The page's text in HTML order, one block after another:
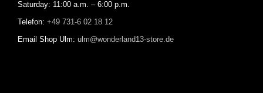
Saturday: 11:00 a.m. – 6:00 p.m.
Telefon: +49 731-6 02 18 12
Email Shop Ulm: ulm@wonderland13-store.de